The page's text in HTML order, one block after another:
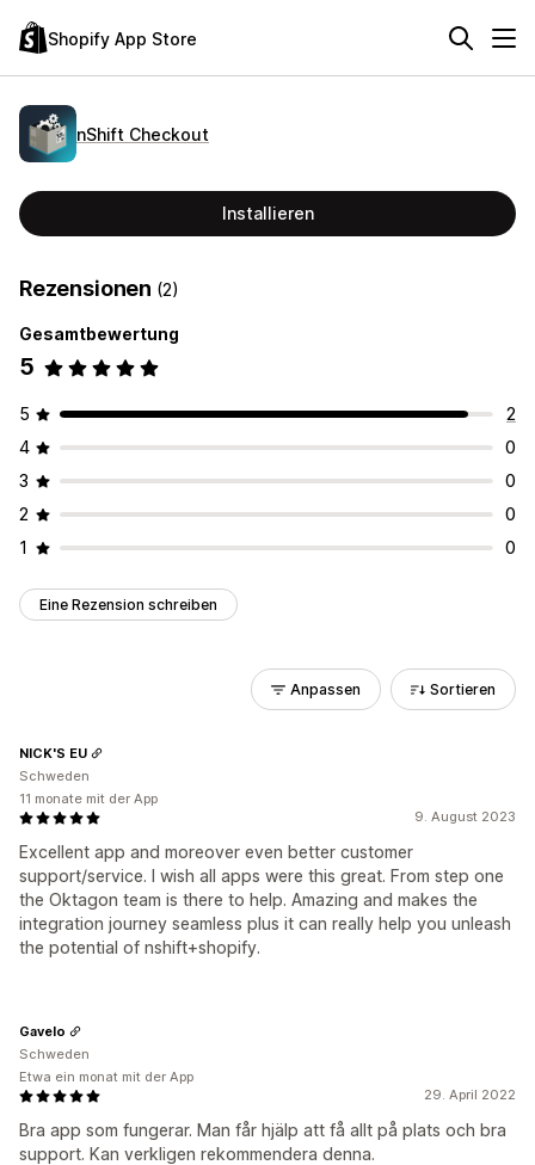
Shopify App Store
nShift Checkout
Installieren
Rezensionen (2)
Gesamtbewertung
5
5
2
4
0
3
0
2
0
1
0
Eine Rezension schreiben
Anpassen Sortieren
9. August 2023
Excellent app and moreover even better customer
support/service. I wish all apps were this great. From step one
the Oktagon team is there to help. Amazing and makes the
integration journey seamless plus it can really help you unleash
the potential of nshift+shopify.
NICK'S EU
Schweden
11 monate mit der App
29. April 2022
Bra app som fungerar. Man får hjälp att få allt på plats och bra
support. Kan verkligen rekommendera denna.
Gavelo
Schweden
Etwa ein monat mit der App